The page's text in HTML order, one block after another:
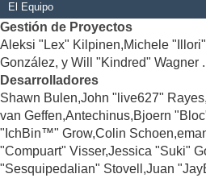
El Equipo
Gestión de Proyectos
Aleksi "Lex" Kilpinen,Michele
González, y Will "Kindred" Wagner .
Desarrolladores
Shawn Bulen,John "live627"
van Geffen,Antechinus,Bjoern
"IchBin™" Grow,Colin
"Compuart" Visser,Jessica "Suki"
"Sesquipedalian" Stovell,Juan